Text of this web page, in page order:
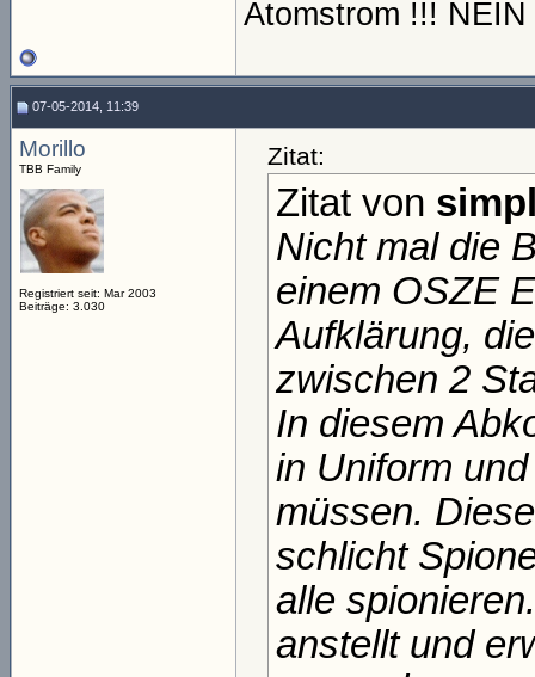
Atomstrom !!!
07-05-2014, 11:39
Morillo
TBB Family
Registriert seit: Mar 2003
Beiträge: 3.030
Zitat:
Zitat von
Nicht mal die
einem OSZE
Aufklärung,
zwischen 2
In diesem
in Uniform
müssen.
schlicht
alle
anstellt und